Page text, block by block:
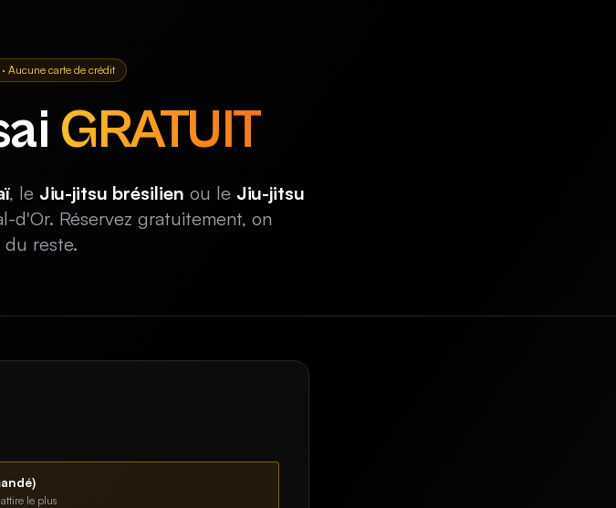
Aucune carte de crédit
GRATUIT
, le Jiu-jitsu brésilien ou le Jiu-jitsu
d'Or. Réservez gratuitement, on
reste.
le plus